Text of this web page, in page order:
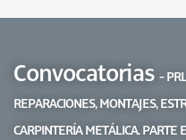
Convocatorias -
REPARACIONES, MONTAJES,
CARPINTERÍA METÁLICA. PARTE